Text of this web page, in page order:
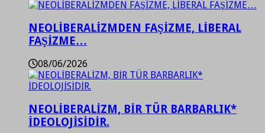
NEOLİBERALİZMDEN FAŞİZME, LİBERAL
FAŞİZME…
08/06/2026
NEOLİBERALİZM, BİR TÜR BARBARLIK*
İDEOLOJİSİDİR.